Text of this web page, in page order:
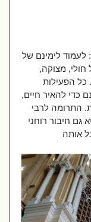
לימינם של
מצוקה,
הפעילות
להאיר חיים,
התרומה לרבי
חיבור רוחני